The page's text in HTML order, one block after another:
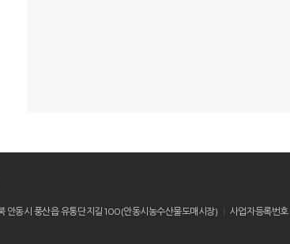
안동시 풍산읍 유통단지길 100(안동시농수산물도매시장) 사업자등록번